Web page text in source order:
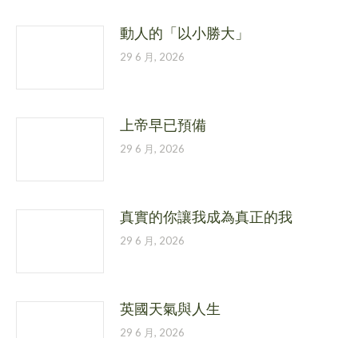
動人的「以小勝大」
29 6 月, 2026
上帝早已預備
29 6 月, 2026
真實的你讓我成為真正的我
29 6 月, 2026
英國天氣與人生
29 6 月, 2026